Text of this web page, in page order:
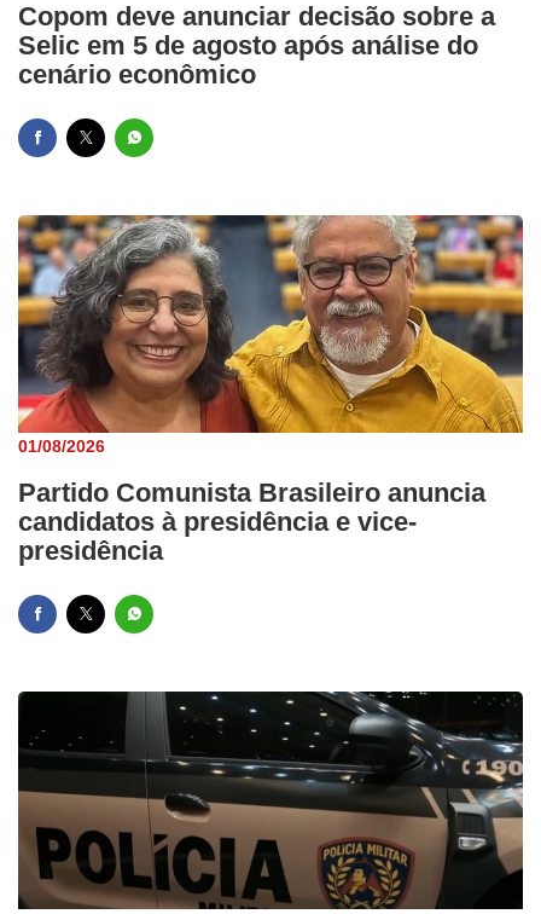
Copom deve anunciar decisão sobre a
Selic em 5 de agosto após análise do
cenário econômico
01/08/2026
Partido Comunista Brasileiro anuncia
candidatos à presidência e vice-
presidência